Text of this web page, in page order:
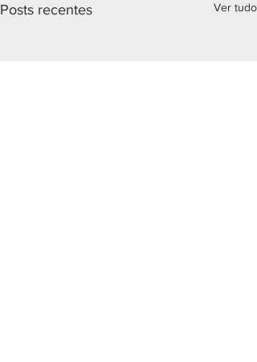
Posts recentes Ver tudo